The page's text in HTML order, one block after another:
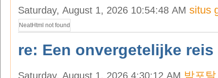
Saturday, August 1, 2026 10:54:48 AM situs
NeatHtml not found
re: Een onvergetelijke reis
Saturday, August 1, 2026 4:30:12 AM 밤포탈